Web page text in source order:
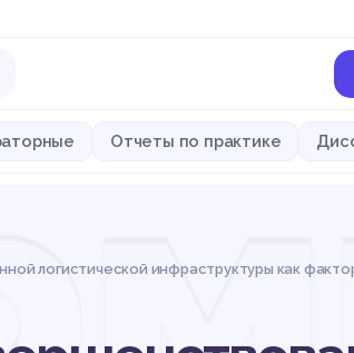
Отчеты по практике
логистической инфраструктуры как